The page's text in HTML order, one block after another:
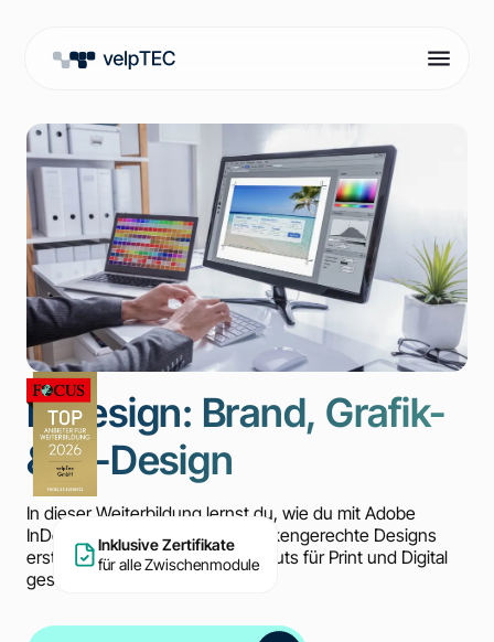
Inklusive Zertifikate
für alle Zwischenmodule
InDesign: Brand, Grafik-
& KI-Design
In dieser Weiterbildung lernst du, wie du mit Adobe
InDesign und generativer KI markengerechte Designs
erstellst und professionelle Layouts für Print und Digital
gestaltest.